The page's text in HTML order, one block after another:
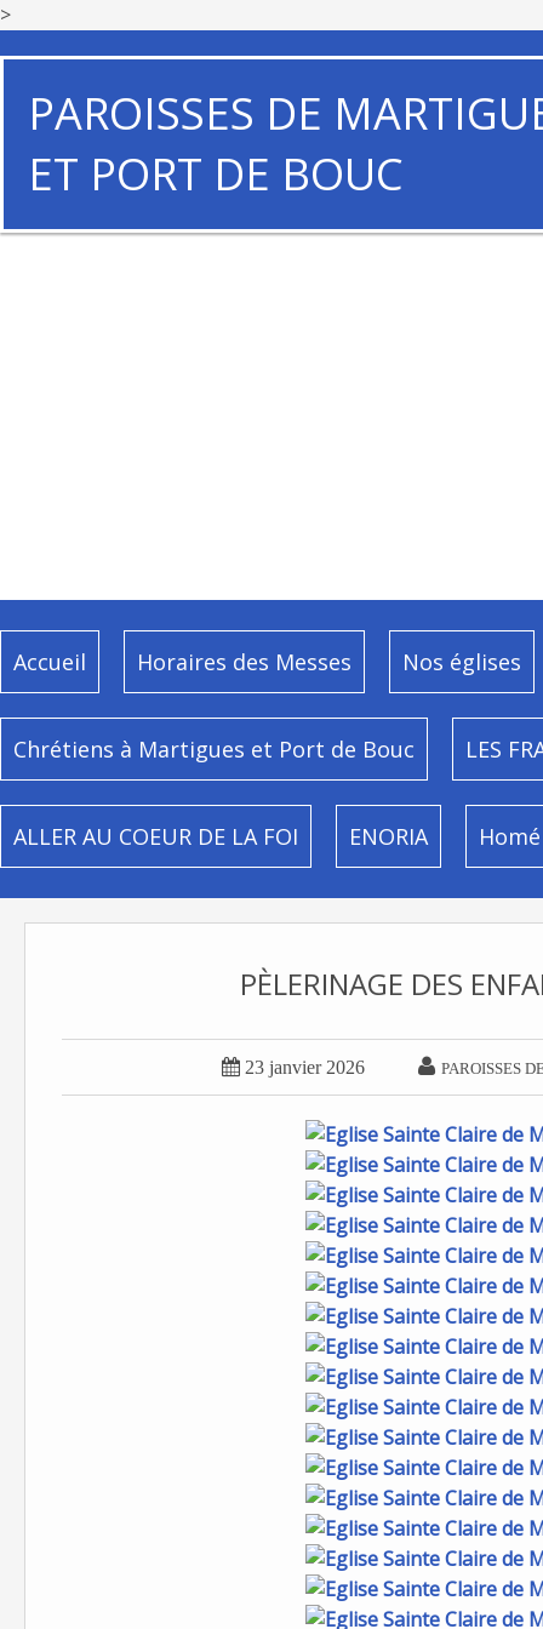
>
PAROISSES DE
ET PORT DE BOUC
Accueil Horaires des Messes Nos églises
Chrétiens à Martigues et Port de Bouc LES
ALLER AU COEUR DE LA FOI ENORIA
PÈLERINAGE DES
 23 janvier 2026  PAROISSES